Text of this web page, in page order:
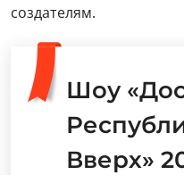
создателям.
Шоу
Вверх»